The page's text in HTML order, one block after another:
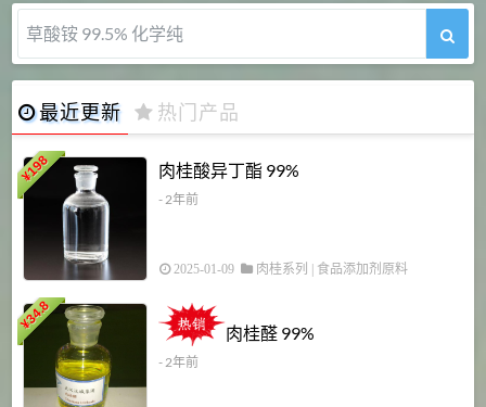
5-甲氧基吲哚 98%
最近更新 热门产品
¥
198 肉桂酸异丁酯 99%
- 2年前
2025-01-09 肉桂系列 食品添加剂原料
¥
34.8
肉桂醛 99%
- 2年前